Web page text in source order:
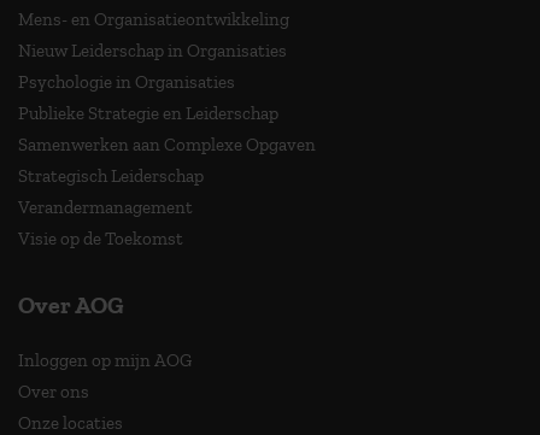
Mens- en Organisatieontwikkeling
Nieuw Leiderschap in Organisaties
Psychologie in Organisaties
Publieke Strategie en Leiderschap
Samenwerken aan Complexe Opgaven
Strategisch Leiderschap
Verandermanagement
Visie op de Toekomst
Over AOG
Inloggen op mijn AOG
Over ons
Onze locaties